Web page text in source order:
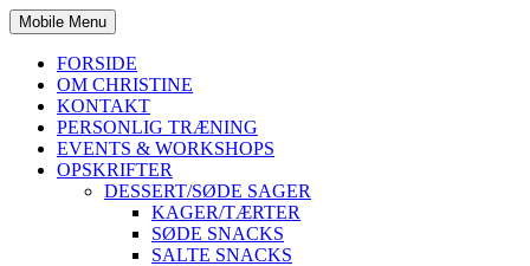
Mobile Menu
FORSIDE
OM CHRISTINE
KONTAKT
PERSONLIG TRÆNING
EVENTS & WORKSHOPS
OPSKRIFTER
DESSERT/SØDE SAGER
KAGER/TÆRTER
SØDE SNACKS
SALTE SNACKS